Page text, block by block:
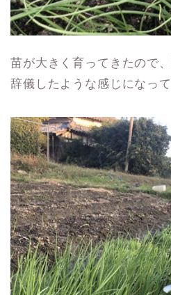
苗が大きく育ってきたので
辞儀したような感じになって